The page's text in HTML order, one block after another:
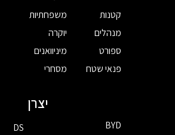
קטנות
מנהלים
ספורט
פנאי שטח
משפחתיות
יוקרה
מיניוואנים
מסחרי
יצרן
BYD
DS